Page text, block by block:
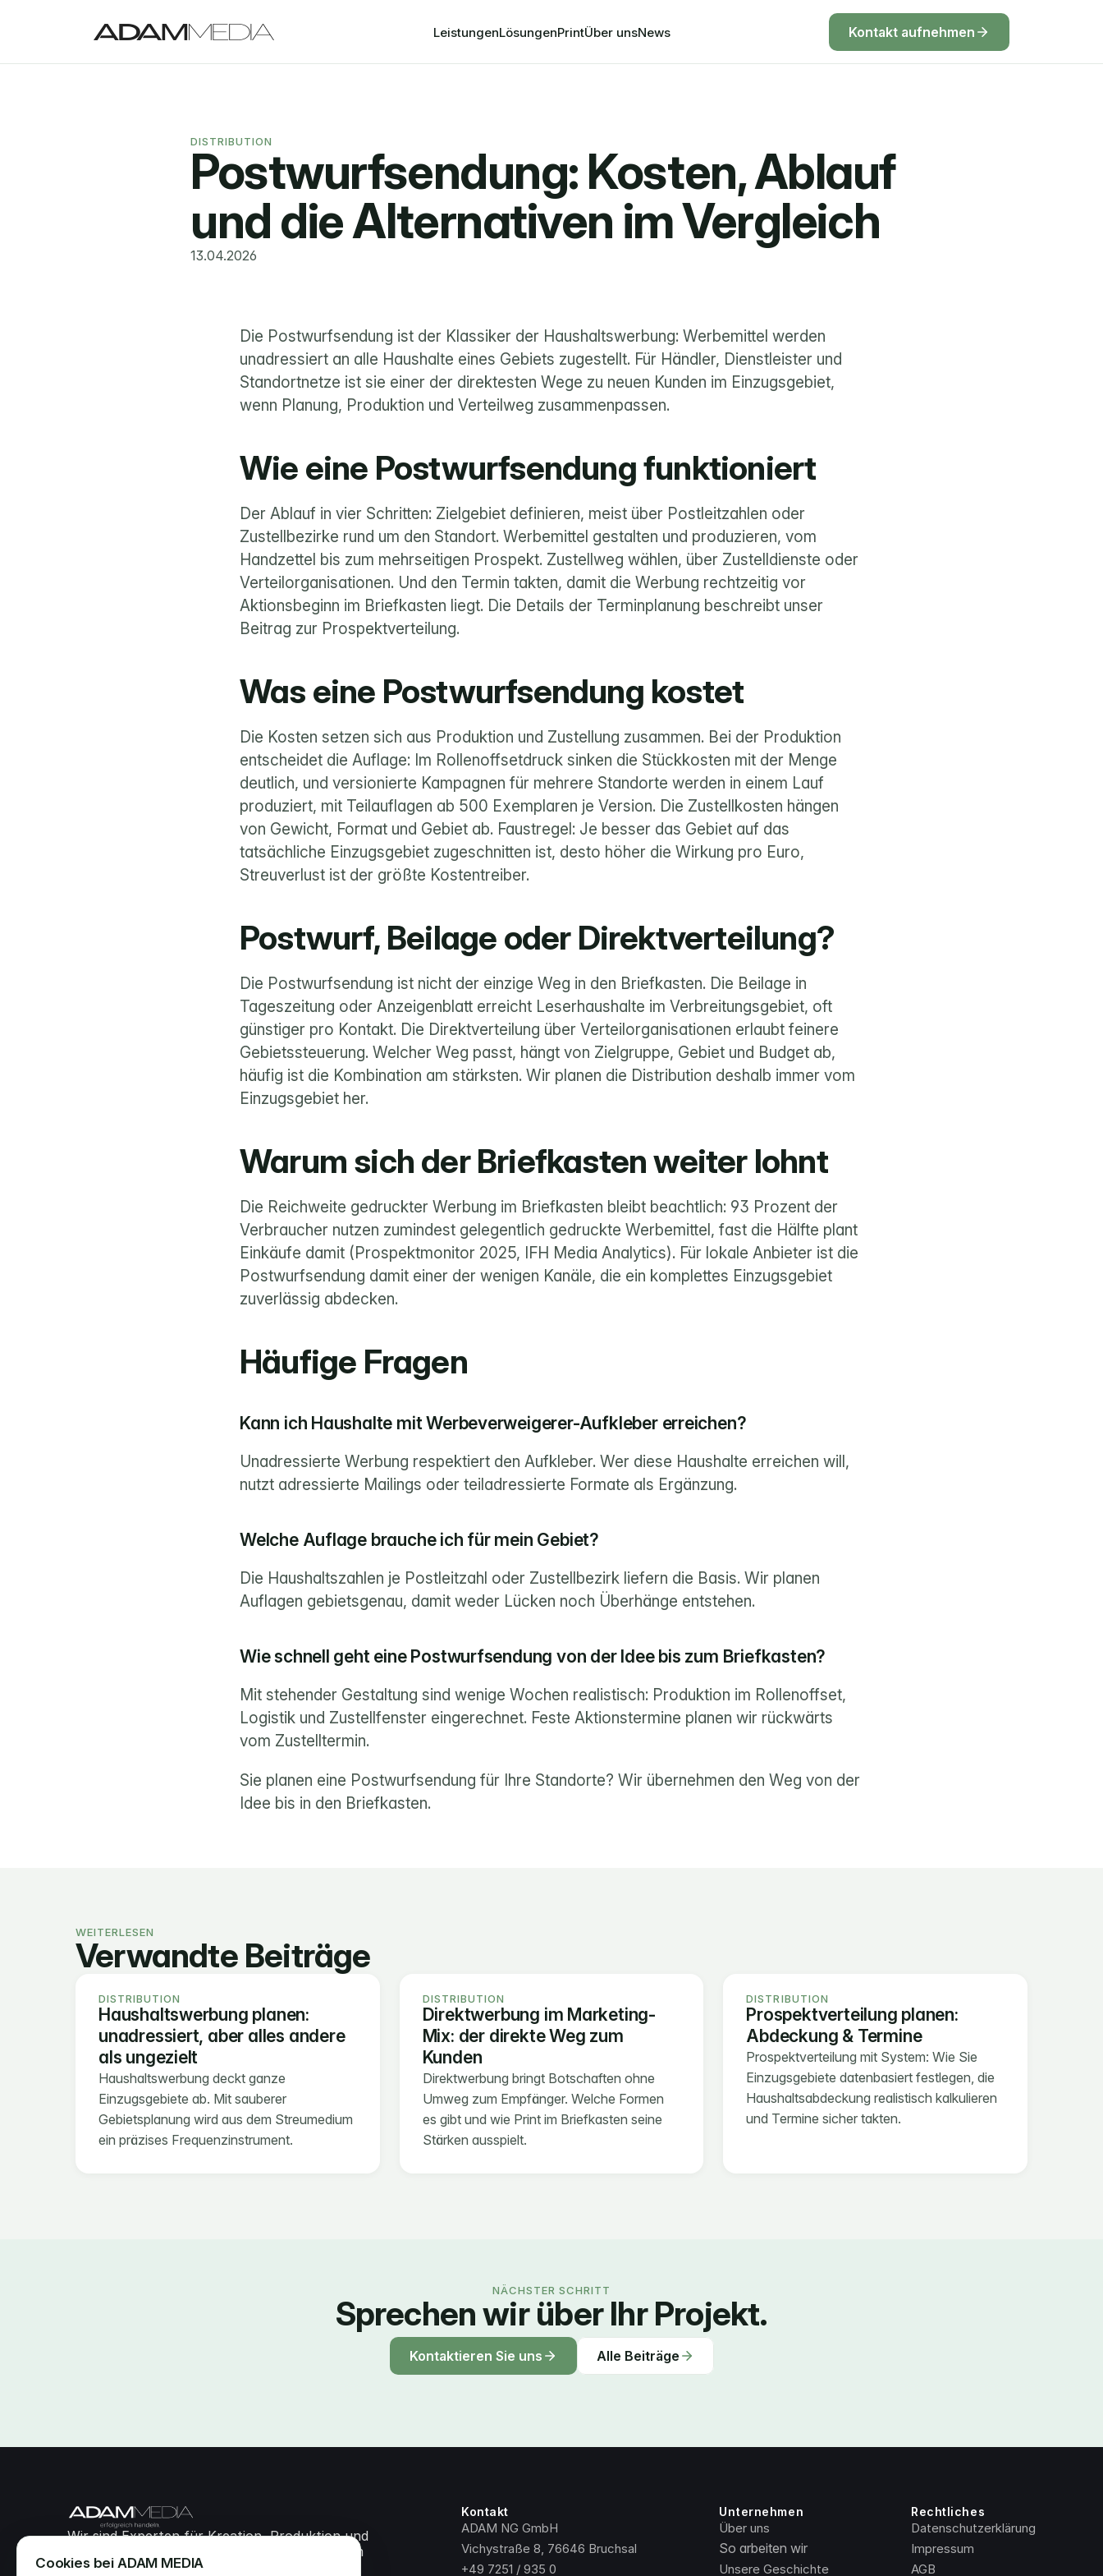
LeistungenLösungenPrintÜber unsNews Kontakt aufnehmen
DISTRIBUTION
Postwurfsendung: Kosten, Ablauf
und die Alternativen im Vergleich
13.04.2026
Die Postwurfsendung ist der Klassiker der Haushaltswerbung: Werbemittel werden
unadressiert an alle Haushalte eines Gebiets zugestellt. Für Händler, Dienstleister und
Standortnetze ist sie einer der direktesten Wege zu neuen Kunden im Einzugsgebiet,
wenn Planung, Produktion und Verteilweg zusammenpassen.
Wie eine Postwurfsendung funktioniert
Der Ablauf in vier Schritten: Zielgebiet definieren, meist über Postleitzahlen oder
Handzettel bis zum mehrseitigen Prospekt. Zustellweg wählen, über Zustelldienste oder
Verteilorganisationen. Und den Termin takten, damit die Werbung rechtzeitig vor
Aktionsbeginn im Briefkasten liegt. Die Details der Terminplanung beschreibt unser
Beitrag zur Prospektverteilung.
Was eine Postwurfsendung kostet
Die Kosten setzen sich aus Produktion und Zustellung zusammen. Bei der Produktion
entscheidet die Auflage: Im Rollenoffsetdruck sinken die Stückkosten mit der Menge
deutlich, und versionierte Kampagnen für mehrere Standorte werden in einem Lauf
produziert, mit Teilauflagen ab 500 Exemplaren je Version. Die Zustellkosten hängen
von Gewicht, Format und Gebiet ab. Faustregel: Je besser das Gebiet auf das
tatsächliche Einzugsgebiet zugeschnitten ist, desto höher die Wirkung pro Euro,
Streuverlust ist der größte Kostentreiber.
Postwurf, Beilage oder Direktverteilung?
Die Postwurfsendung ist nicht der einzige Weg in den Briefkasten. Die Beilage in
Tageszeitung oder Anzeigenblatt erreicht Leserhaushalte im Verbreitungsgebiet, oft
günstiger pro Kontakt. Die Direktverteilung über Verteilorganisationen erlaubt feinere
Gebietssteuerung. Welcher Weg passt, hängt von Zielgruppe, Gebiet und Budget ab,
häufig ist die Kombination am stärksten. Wir planen die Distribution deshalb immer vom
Einzugsgebiet her.
Warum sich der Briefkasten weiter lohnt
Die Reichweite gedruckter Werbung im Briefkasten bleibt beachtlich: 93 Prozent der
Verbraucher nutzen zumindest gelegentlich gedruckte Werbemittel, fast die Hälfte plant
Einkäufe damit (Prospektmonitor 2025, IFH Media Analytics). Für lokale Anbieter ist die
Postwurfsendung damit einer der wenigen Kanäle, die ein komplettes Einzugsgebiet
zuverlässig abdecken.
Häufige Fragen
Kann ich Haushalte mit Werbeverweigerer-Aufkleber erreichen?
Unadressierte Werbung respektiert den Aufkleber. Wer diese Haushalte erreichen will,
nutzt adressierte Mailings oder teiladressierte Formate als Ergänzung.
Welche Auflage brauche ich für mein Gebiet?
Die Haushaltszahlen je Postleitzahl oder Zustellbezirk liefern die Basis. Wir planen
Auflagen gebietsgenau, damit weder Lücken noch Überhänge entstehen.
Wie schnell geht eine Postwurfsendung von der Idee bis zum Briefkasten?
Mit stehender Gestaltung sind wenige Wochen realistisch: Produktion im Rollenoffset,
Logistik und Zustellfenster eingerechnet. Feste Aktionstermine planen wir rückwärts
vom Zustelltermin.
Sie planen eine Postwurfsendung für Ihre Standorte? Wir übernehmen den Weg von der
Idee bis in den Briefkasten.
WEITERLESEN
Verwandte Beiträge
DISTRIBUTION
Haushaltswerbung planen:
unadressiert, aber alles andere
als ungezielt
Haushaltswerbung deckt ganze
Einzugsgebiete ab. Mit sauberer
Gebietsplanung wird aus dem Streumedium
ein präzises Frequenzinstrument.
DISTRIBUTION
Direktwerbung im Marketing-
Mix: der direkte Weg zum
Kunden
Direktwerbung bringt Botschaften ohne
Umweg zum Empfänger. Welche Formen
es gibt und wie Print im Briefkasten seine
Stärken ausspielt.
DISTRIBUTION
Prospektverteilung planen:
Abdeckung & Termine
Prospektverteilung mit System: Wie Sie
Einzugsgebiete datenbasiert festlegen, die
Haushaltsabdeckung realistisch kalkulieren
und Termine sicher takten.
NÄCHSTER SCHRITT
Sprechen wir über Ihr Projekt.
Kontaktieren Sie uns Alle Beiträge
Wir sind Experten für Kreation, Produktion und
Distribution reichweitenstarker Werbemittel im
Handelsmarketing. Unser Spezialgebiet sind
Kontakt
ADAM NG GmbH
Vichystraße 8, 76646 Bruchsal
+49 7251 / 935 0
Unternehmen
Über uns
So arbeiten wir
Unsere Geschichte
Rechtliches
Datenschutzerklärung
Impressum
AGB
Cookies bei ADAM MEDIA